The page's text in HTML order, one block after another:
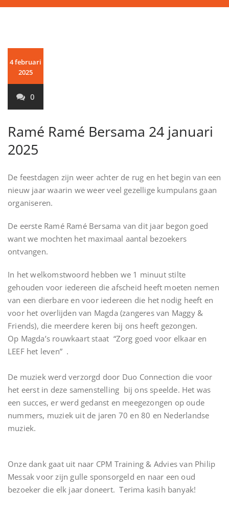
4 februari
2025
0
Ramé Ramé Bersama 24 januari
2025
De feestdagen zijn weer achter de rug en het begin van een
nieuw jaar waarin we weer veel gezellige kumpulans gaan
organiseren.
De eerste Ramé Ramé Bersama van dit jaar begon goed
want we mochten het maximaal aantal bezoekers
ontvangen.
In het welkomstwoord hebben we 1 minuut stilte
gehouden voor iedereen die afscheid heeft moeten nemen
van een dierbare en voor iedereen die het nodig heeft en
voor het overlijden van Magda (zangeres van Maggy &
Friends), die meerdere keren bij ons heeft gezongen.
Op Magda’s rouwkaart staat “Zorg goed voor elkaar en
LEEF het leven” .
De muziek werd verzorgd door Duo Connection die voor
het eerst in deze samenstelling bij ons speelde. Het was
een succes, er werd gedanst en meegezongen op oude
nummers, muziek uit de jaren 70 en 80 en Nederlandse
muziek.
Onze dank gaat uit naar CPM Training & Advies van Philip
Messak voor zijn gulle sponsorgeld en naar een oud
bezoeker die elk jaar doneert. Terima kasih banyak!